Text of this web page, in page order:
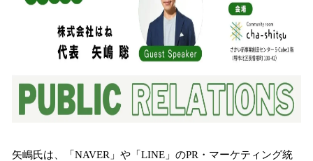
矢嶋氏は、「NAVER」や「LINE」のPR・マーケティング統